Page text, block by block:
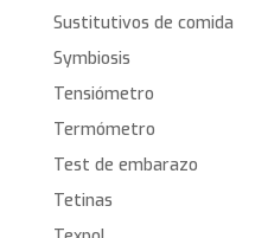
Sustitutivos de comida
Symbiosis
Tensiómetro
Termómetro
Test de embarazo
Tetinas